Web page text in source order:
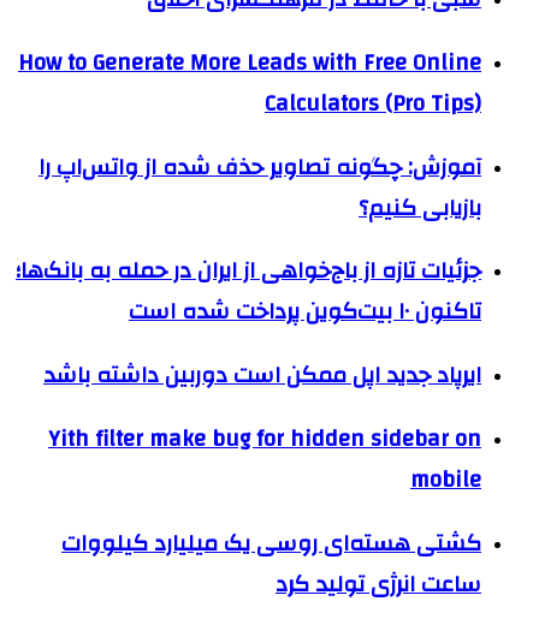
How to Generate More Leads with Free Online
Calculators (Pro Tips)
آموزش: چگونه تصاویر حذف شده از واتس‌اپ را
بازیابی کنیم؟
جزئیات تازه از باج‌خواهی از ایران در حمله به بانک‌ها؛
تاکنون ۱۰ بیت‌کوین پرداخت شده است
ایرپاد جدید اپل ممکن است دوربین داشته باشد
Yith filter make bug for hidden sidebar on
mobile
کشتی هسته‌ای روسی یک میلیارد کیلووات
ساعت انرژی تولید کرد